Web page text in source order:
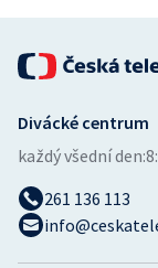
Divácké centrum
každý všední den:
261 136 113